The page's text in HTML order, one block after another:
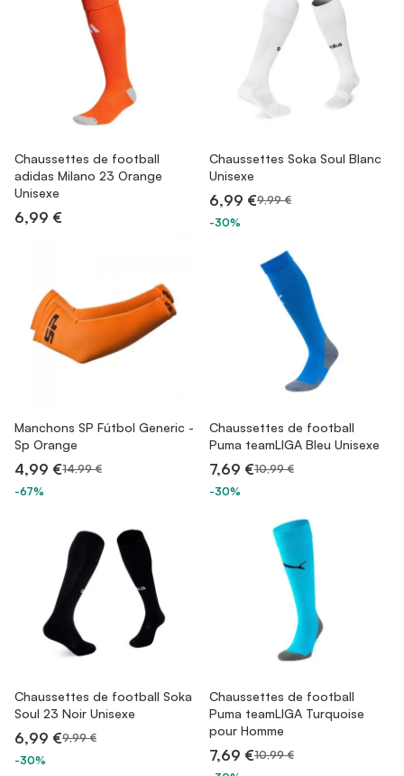
Chaussettes de football
adidas Milano 23 Orange
Unisexe
6,99 €
Chaussettes Soka Soul Blanc
Unisexe
6,99 €9,99 €
-30%
Manchons SP Fútbol Generic -
Sp Orange
4,99 €14,99 €
-67%
Chaussettes de football
Puma teamLIGA Bleu Unisexe
7,69 €10,99 €
-30%
Chaussettes de football Soka
Soul 23 Noir Unisexe
6,99 €9,99 €
-30%
Chaussettes de football
Puma teamLIGA Turquoise
pour Homme
7,69 €10,99 €